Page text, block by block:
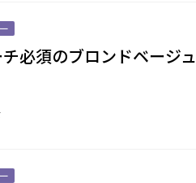
必須のブロンドベージュ